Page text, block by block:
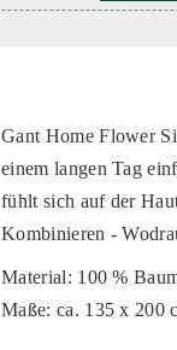
Gant Home Flower
einem langen Tag
fühlt sich auf der
Kombinieren -
Material: 100 %
Maße: ca. 135 x 200